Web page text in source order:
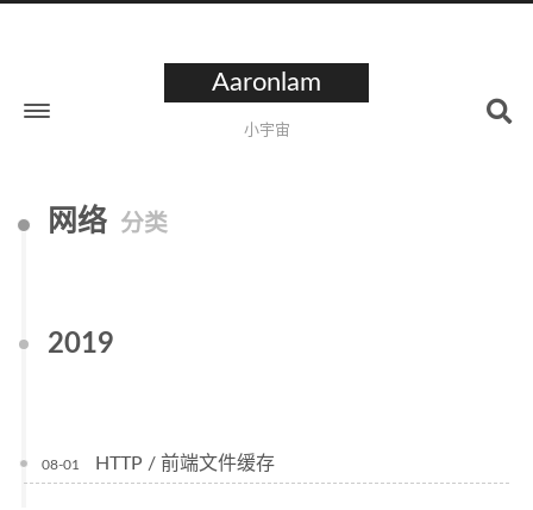
Aaronlam
小宇宙
网络 分类
2019
08-01 HTTP / 前端文件缓存